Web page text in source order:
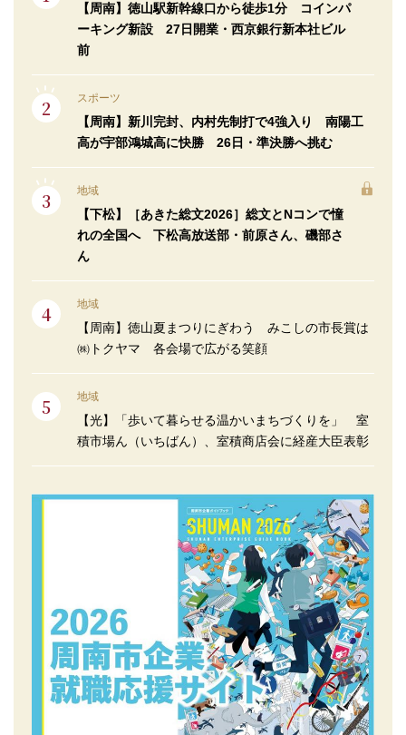
【周南】徳山駅新幹線口から徒歩1分 コインパ
ーキング新設 27日開業・西京銀行新本社ビル
前
スポーツ
【周南】新川完封、内村先制打で4強入り 南陽工
高が宇部鴻城高に快勝 26日・準決勝へ挑む
地域
【下松】［あきた総文2026］総文とNコンで憧
れの全国へ 下松高放送部・前原さん、磯部さ
ん
地域
【周南】徳山夏まつりにぎわう みこしの市長賞は
㈱トクヤマ 各会場で広がる笑顔
地域
【光】「歩いて暮らせる温かいまちづくりを」 室
積市場ん（いちばん）、室積商店会に経産大臣表彰